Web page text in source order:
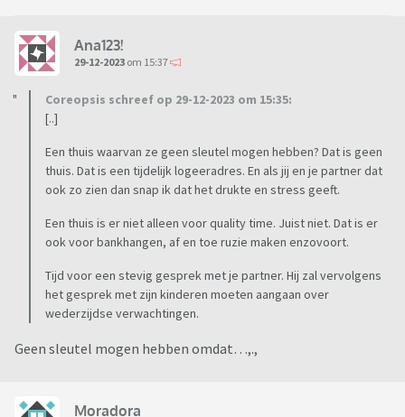
Ana123!
29-12-2023 om 15:37
Coreopsis schreef op 29-12-2023 om 15:35:
[..]
Een thuis waarvan ze geen sleutel mogen hebben? Dat is geen
thuis. Dat is een tijdelijk logeeradres. En als jij en je partner dat
ook zo zien dan snap ik dat het drukte en stress geeft.
Een thuis is er niet alleen voor quality time. Juist niet. Dat is er
ook voor bankhangen, af en toe ruzie maken enzovoort.
Tijd voor een stevig gesprek met je partner. Hij zal vervolgens
het gesprek met zijn kinderen moeten aangaan over
wederzijdse verwachtingen.
Geen sleutel mogen hebben omdat…,.,
Moradora